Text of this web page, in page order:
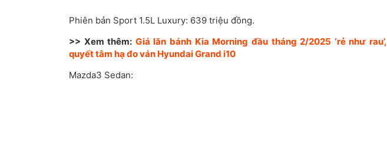
Phiên bản Sport 1.5L Luxury: 639 triệu đồng.
>> Xem thêm: Giá lăn bánh Kia Morning đầu tháng 2/2025 ‘rẻ như rau’,
quyết tâm hạ đo ván Hyundai Grand i10
Mazda3 Sedan: